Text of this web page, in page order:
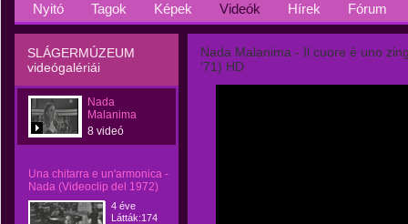
Nyitó Tagok Képek Videók Hírek Fórum
SLÁGERMÚZEUM
videógalériái
Nada
Malanima
8 videó
Una chitarra e un'armonica -
Nada (Videoclip del 1972)
4 éve
Látták:174
Nada Malanima - Il cuore è uno
'71) HD